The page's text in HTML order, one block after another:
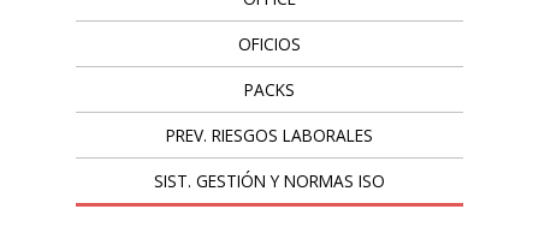
OFICIOS
PACKS
PREV. RIESGOS LABORALES
SIST. GESTIÓN Y NORMAS ISO